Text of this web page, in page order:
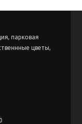
парковая
цветы,